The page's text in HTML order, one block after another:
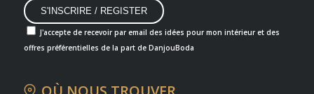
J'accepte de recevoir par email des idées pour mon intérieur et des
offres préférentielles de la part de DanjouBoda